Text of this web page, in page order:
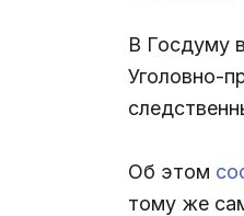
В Госдуму
Уголовно-
Об этом
тому же